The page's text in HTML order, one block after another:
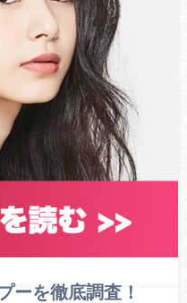
ーを徹底調査！